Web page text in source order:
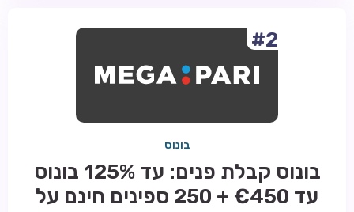
טיפים
#2
בונוס
בונוס קבלת פנים: עד 125% בונוס
עד €450 + 250 ספינים חינם על